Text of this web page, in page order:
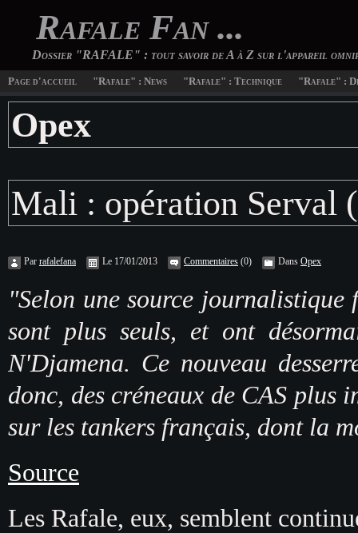
Rafale Fan ...
Dossier "RAFALE" : tout savoir de A à Z sur l'appareil
Page d'accueil "Rafale" : News "Rafale" : Technique "Rafale" :
Opex
Mali : opération Serval
Par rafalefana Le 17/01/2013 Commentaires (0) Dans Opex
"Selon une source
sont plus seuls, et ont
N'Djamena. Ce nouveau
donc, des créneaux de CAS plus
sur les tankers français, dont la
Source
Les Rafale, eux, semblent